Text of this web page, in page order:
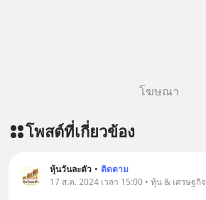
โฆษณา
โพสต์ที่เกี่ยวข้อง
หุ้นวันละตัว • ติดตาม
17 ส.ค. 2024 เวลา 15:00 • หุ้น & เศรษฐกิจ